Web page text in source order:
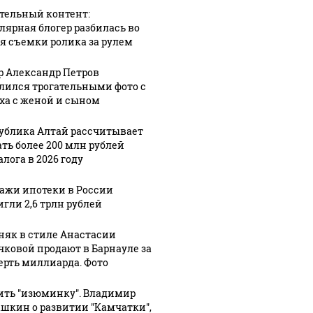
06 августа, 10:00
Автокредитный
портфель
Уралсиб
вырос на 23%
контент:
блогер разбилась во
съемки ролика за рулем
Александр Петров
трогательными фото с
с женой и сыном
Алтай рассчитывает
более 200 млн рублей
в 2026 году
ипотеки в России
2,6 трлн рублей
в стиле Анастасии
продают в Барнауле за
миллиарда. Фото
"изюминку". Владимир
о развитии "Камчатки",